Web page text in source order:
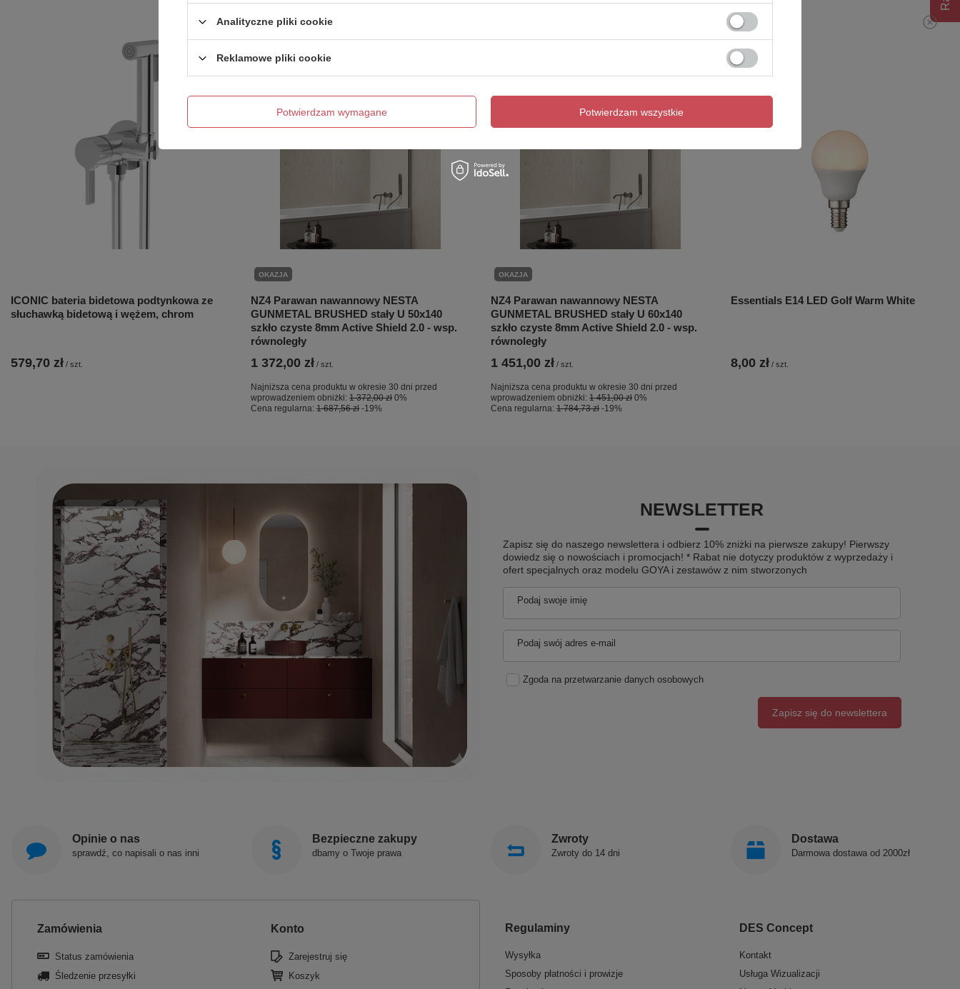
ICONIC bateria bidetowa podtynkowa ze
słuchawką bidetową i wężem, chrom
579,70 zł / szt.
OKAZJA
NZ4 Parawan nawannowy NESTA
GUNMETAL BRUSHED stały U 50x140
szkło czyste 8mm Active Shield 2.0 - wsp.
równoległy
1 372,00 zł / szt.
Najniższa cena produktu w okresie 30 dni przed
wprowadzeniem obniżki: 1 372,00 zł 0%
Cena regularna: 1 687,56 zł -19%
OKAZJA
NZ4 Parawan nawannowy NESTA
GUNMETAL BRUSHED stały U 60x140
szkło czyste 8mm Active Shield 2.0 - wsp.
równoległy
1 451,00 zł / szt.
Najniższa cena produktu w okresie 30 dni przed
wprowadzeniem obniżki: 1 451,00 zł 0%
Cena regularna: 1 784,73 zł -19%
Essentials E14 LED Golf Warm White
8,00 zł / szt.
NEWSLETTER
Zapisz się do naszego newslettera i odbierz 10% zniżki na pierwsze zakupy! Pierwszy
dowiedz się o nowościach i promocjach! * Rabat nie dotyczy produktów z wyprzedaży i
ofert specjalnych oraz modelu GOYA i zestawów z nim stworzonych
Podaj swoje imię
Podaj swój adres e-mail
Zgoda na przetwarzanie danych osobowych
Zapisz się do newslettera
Opinie o nas
sprawdź, co napisali o nas inni
Bezpieczne zakupy
dbamy o Twoje prawa
Zwroty
Zwroty do 14 dni
Dostawa
Darmowa dostawa od 2000zł
Zamówienia
Status zamówienia
Śledzenie przesyłki
Konto
Zarejestruj się
Koszyk
Regulaminy
Wysyłka
Sposoby płatności i prowizje
DES Concept
Kontakt
Usługa Wizualizacji
Analityczne pliki cookie
Reklamowe pliki cookie
Potwierdzam wymagane Potwierdzam wszystkie